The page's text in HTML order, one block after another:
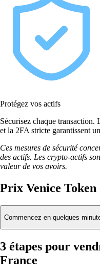
Protégez vos actifs
Sécurisez chaque
et la 2FA stricte garantissent
Ces mesures de sécurité
des actifs. Les crypto-actifs
valeur de vos avoirs.
Prix Venice Token
Commencez en quelques
3 étapes pour
France